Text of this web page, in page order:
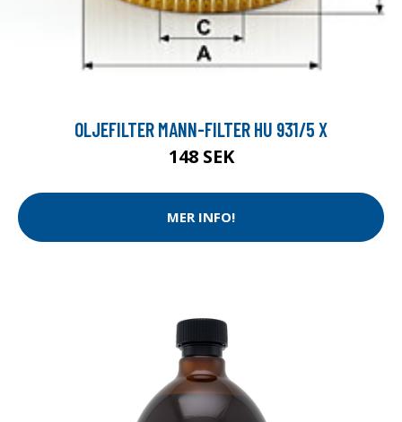
OLJEFILTER MANN-FILTER HU 931/5 X
148 SEK
MER INFO!